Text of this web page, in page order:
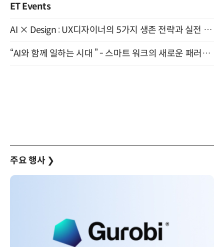
ET Events
AI × Design : UX디자이너의 5가지 생존 전략과 실전 대응 8월 28일 개최
“AI와 함께 일하는 시대 ” - 스마트 워크의 새로운 패러다임 (9/11)
주요 행사 ❯